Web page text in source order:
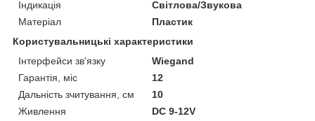
Індикація
Світлова/Звукова
Матеріал
Пластик
Користувальницькі характеристики
Інтерфейси зв'язку
Wiegand
Гарантія, міс
12
Дальність зчитування, см
10
Живлення
DC 9-12V